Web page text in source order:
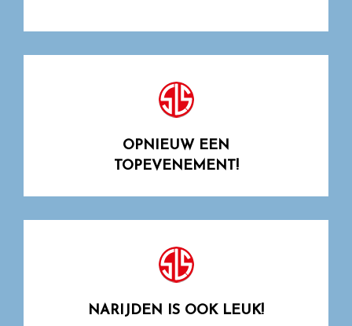
OPNIEUW EEN
TOPEVENEMENT!
NARIJDEN IS OOK LEUK!